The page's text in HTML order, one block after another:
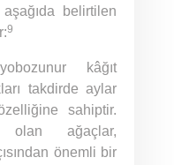
belirtilen
9
kâğıt
takdirde aylar
sahiptir.
olan ağaçlar,
önemli bir